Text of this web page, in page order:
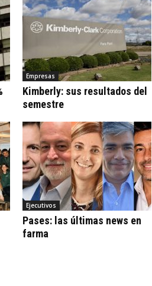
Empresas
Kimberly: sus resultados del
semestre
Ejecutivos
Pases: las últimas news en
farma